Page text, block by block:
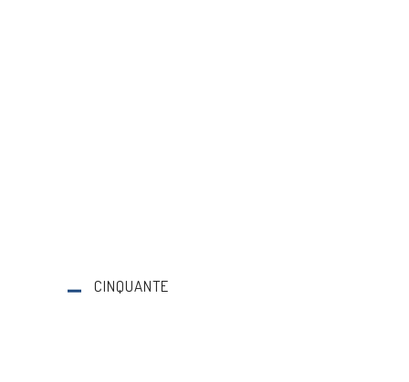
CINQUANTE